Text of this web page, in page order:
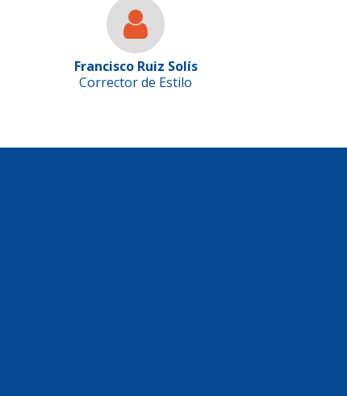
Francisco Ruiz Solís
Corrector de Estilo